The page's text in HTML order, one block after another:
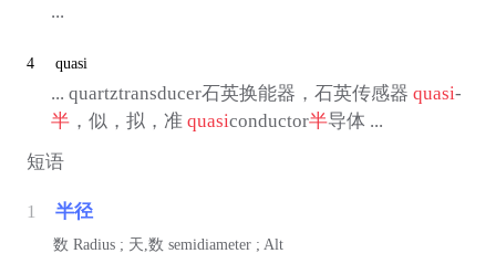
...
4 quasi
... quartztransducer石英换能器，石英传感器 quasi-
半，似，拟，准 quasiconductor半导体 ...
短语
1 半径
数 Radius ; 天,数 semidiameter ; Alt